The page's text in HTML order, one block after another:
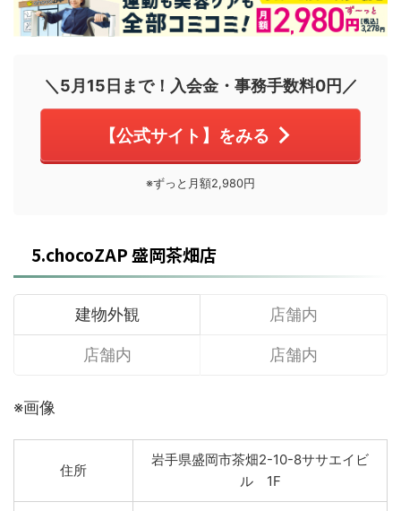
＼5月15日まで！入会金・事務手数料0円／
【公式サイト】をみる
※ずっと月額2,980円
5.chocoZAP 盛岡茶畑店
建物外観 店舗内
店舗内 店舗内
※画像
住所
岩手県盛岡市茶畑2-10-8ササエイビ
ル 1F